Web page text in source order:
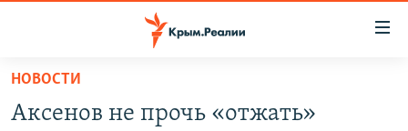
Вернуться
основному
НОВОСТИ
Аксенов не прочь «отжать»